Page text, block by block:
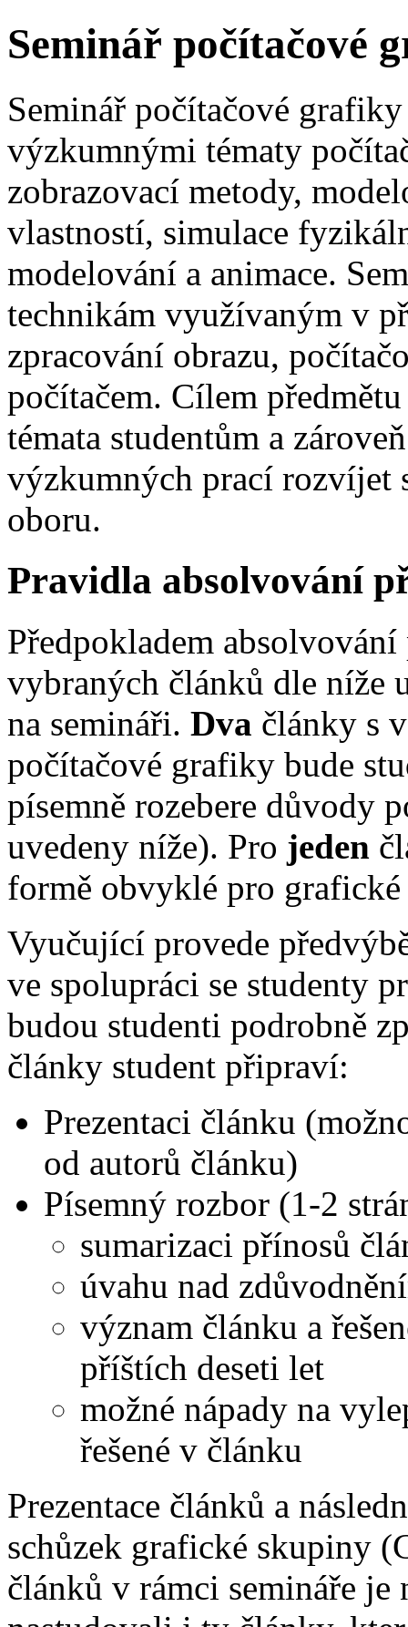
Seminář počítačové
Seminář počítačové
výzkumnými tématy
zobrazovací metody,
vlastností, simulace
modelování a animace.
technikám využívaným v
zpracování obrazu,
počítačem. Cílem
témata studentům a
výzkumných prací rozvíjet
oboru.
Pravidla absolvování
Předpokladem
vybraných článků dle níže
na semináři. Dva články s
počítačové grafiky bude
písemně rozebere důvody
uvedeny níže). Pro jeden
formě obvyklé pro grafické
Vyučující provede
ve spolupráci se studenty
budou studenti podrobně
články student připraví:
Prezentaci článku
od autorů článku)
Písemný rozbor (1-2
sumarizaci přínosů
úvahu nad
význam článku a
příštích deseti let
možné nápady na
řešené v článku
Prezentace článků a
schůzek grafické skupiny
článků v rámci semináře